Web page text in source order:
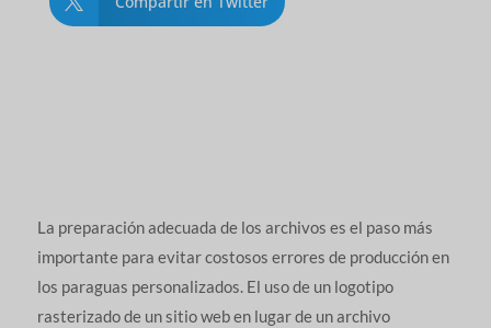
La preparación adecuada de los archivos es el paso más
importante para evitar costosos errores de producción en
los paraguas personalizados. El uso de un logotipo
rasterizado de un sitio web en lugar de un archivo